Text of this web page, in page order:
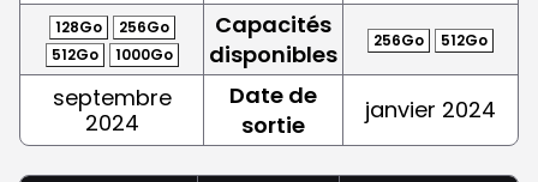
128Go
256Go
512Go
1000Go
Capacités
disponibles
256Go 512Go
septembre
2024
Date de
sortie
janvier 2024